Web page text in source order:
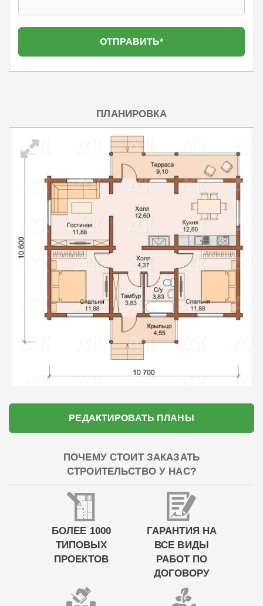
ПЛАНИРОВКА
РЕДАКТИРОВАТЬ ПЛАНЫ
ПОЧЕМУ СТОИТ ЗАКАЗАТЬ
СТРОИТЕЛЬСТВО У НАС?
БОЛЕЕ 1000
ТИПОВЫХ
ПРОЕКТОВ
ГАРАНТИЯ НА
ВСЕ ВИДЫ
РАБОТ ПО
ДОГОВОРУ